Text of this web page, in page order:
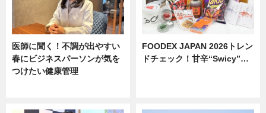
医師に聞く！不調が出やすい
春にビジネスパーソンが気を
つけたい健康管理
FOODEX JAPAN 2026トレン
ドチェック！甘辛“Swicy”…